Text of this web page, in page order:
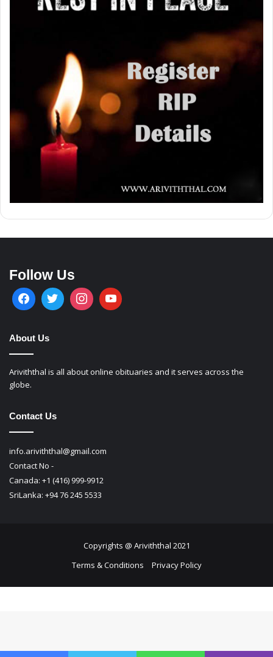
Follow Us
About Us
Ariviththal is all about online obituaries and it serves across the
globe.
Contact Us
info.ariviththal@gmail.com
Contact No -
Canada: +1 (416) 999-9912
SriLanka: +94 76 245 5533
Copyrights @ Ariviththal 2021
Terms & Conditions
Privacy Policy